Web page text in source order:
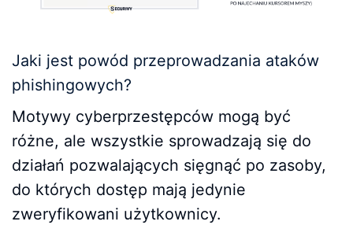
Jaki jest powód przeprowadzania ataków
phishingowych?
Motywy cyberprzestępców mogą być
różne, ale wszystkie sprowadzają się do
działań pozwalających sięgnąć po zasoby,
do których dostęp mają jedynie
zweryfikowani użytkownicy.